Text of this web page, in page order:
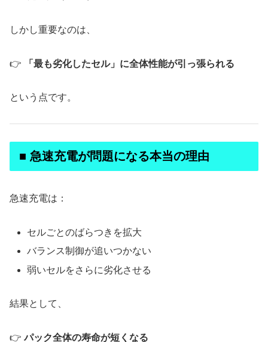
しかし重要なのは、
👉 「最も劣化したセル」に全体性能が引っ張られる
という点です。
■ 急速充電が問題になる本当の理由
急速充電は：
セルごとのばらつきを拡大
バランス制御が追いつかない
弱いセルをさらに劣化させる
結果として、
👉パック全体の寿命が短くなる